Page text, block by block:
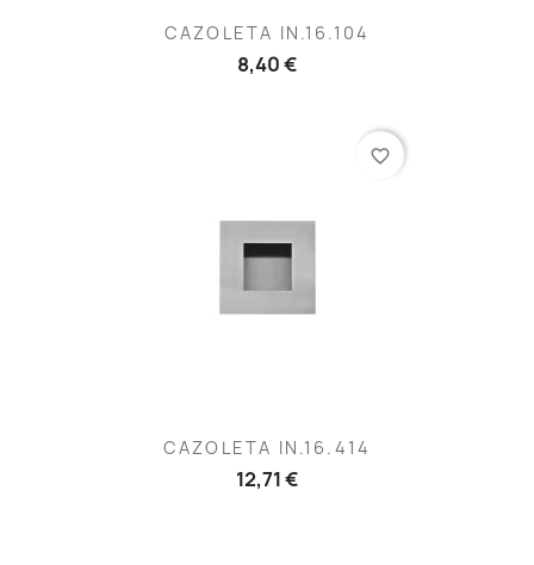
CAZOLETA IN.16.104
8,40 €
CAZOLETA IN.16.414
12,71 €
favorite_border